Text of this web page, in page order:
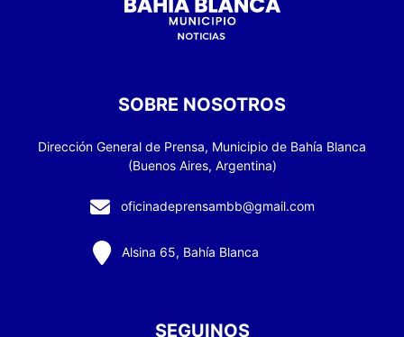
SOBRE NOSOTROS
Dirección General de Prensa, Municipio de Bahía Blanca
(Buenos Aires, Argentina)
oficinadeprensambb@gmail.com
Alsina 65, Bahía Blanca
SEGUINOS